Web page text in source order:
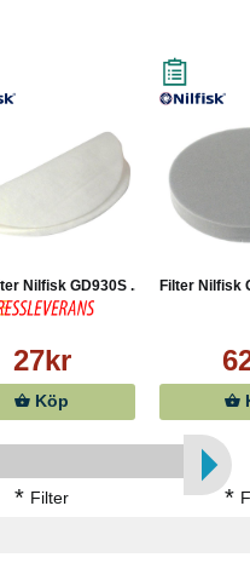
Nilfisk GD930S ...
27kr
Köp
Filter Nilfisk
* Filter *